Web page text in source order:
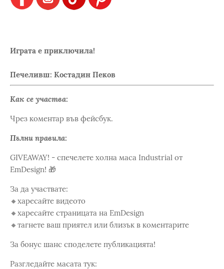
Играта е приключила!
Печеливш: Костадин Пеков
Как се участва:
Чрез коментар във фейсбук.
Пълни правила:
GIVEAWAY! - спечелете холна маса Industrial от
EmDesign! 🎁
За да участвате:
🔸харесайте видеото
🔸харесайте страницата на EmDesign
🔸тагнете ваш приятел или близък в коментарите
За бонус шанс споделете публикацията!
Разгледайте масата тук: